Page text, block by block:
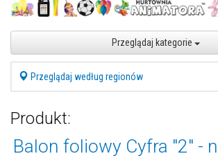
Przeglądaj kategorie
Przeglądaj według regionów
Produkt:
Balon foliowy Cyfra "2" -